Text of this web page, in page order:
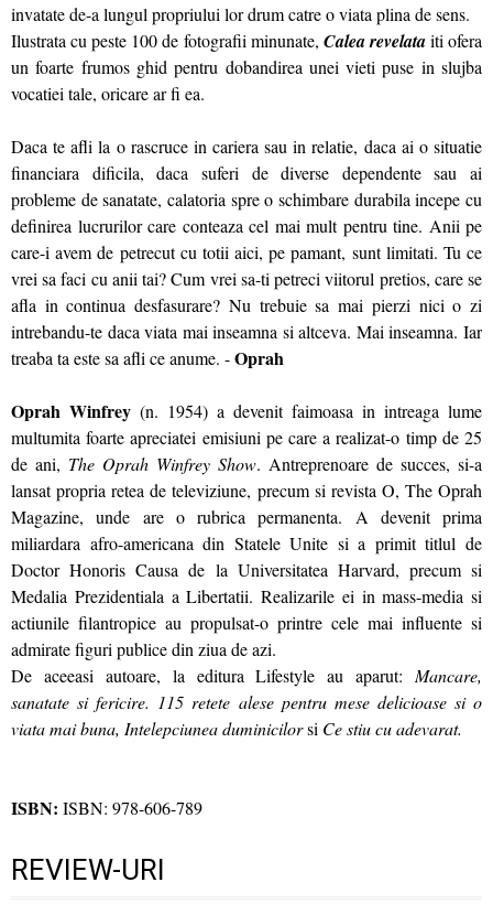
invatate de-a lungul propriului lor drum catre o viata plina de sens.
Ilustrata cu peste 100 de fotografii minunate, Calea revelataiti ofera
un foarte frumos ghid pentru dobandirea unei vieti puse in slujba
vocatiei tale, oricare ar fi ea.
Daca te afli la o rascruce in cariera sau in relatie, daca ai o situatie
financiara dificila, daca suferi de diverse dependente sau ai
probleme de sanatate, calatoria spre o schimbare durabila incepe cu
definirea lucrurilor care conteaza cel mai mult pentru tine. Anii pe
care-i avem de petrecut cu totii aici, pe pamant, sunt limitati. Tu ce
vrei sa faci cu anii tai? Cum vrei sa-ti petreci viitorul pretios, care se
afla in continua desfasurare? Nu trebuie sa mai pierzi nici o zi
intrebandu-te daca viata mai inseamna si altceva. Mai inseamna. Iar
treaba ta este sa afli ce anume. -Oprah
Oprah Winfrey (n. 1954) a devenit faimoasa in intreaga lume
multumita foarte apreciatei emisiuni pe care a realizat-o timp de 25
de ani, The Oprah Winfrey Show. Antreprenoare de succes, si-a
lansat propria retea de televiziune, precum si revista O, The Oprah
Magazine, unde are o rubrica permanenta. A devenit prima
miliardara afro-americana din Statele Unite si a primit titlul de
Doctor Honoris Causa de la Universitatea Harvard, precum si
Medalia Prezidentiala a Libertatii. Realizarile ei in mass-media si
actiunile filantropice au propulsat-o printre cele mai influente si
admirate figuri publice din ziua de azi.
De aceeasi autoare, la editura Lifestyle au aparut: Mancare,
sanatate si fericire. 115 retete alese pentru mese delicioase si o
viata mai buna, Intelepciunea duminicilorsi Ce stiu cu adevarat.
ISBN: ISBN: 978-606-789
REVIEW-URI